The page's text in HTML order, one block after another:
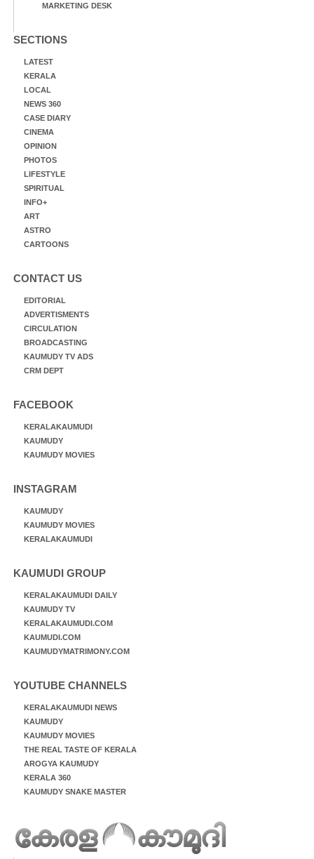
MARKETING DESK
SECTIONS
LATEST
KERALA
LOCAL
NEWS 360
CASE DIARY
CINEMA
OPINION
PHOTOS
LIFESTYLE
SPIRITUAL
INFO+
ART
ASTRO
CARTOONS
CONTACT US
EDITORIAL
ADVERTISMENTS
CIRCULATION
BROADCASTING
KAUMUDY TV ADS
CRM DEPT
FACEBOOK
KERALAKAUMUDI
KAUMUDY
KAUMUDY MOVIES
INSTAGRAM
KAUMUDY
KAUMUDY MOVIES
KERALAKAUMUDI
KAUMUDI GROUP
KERALAKAUMUDI DAILY
KAUMUDY TV
KERALAKAUMUDI.COM
KAUMUDI.COM
KAUMUDYMATRIMONY.COM
YOUTUBE CHANNELS
KERALAKAUMUDI NEWS
KAUMUDY
KAUMUDY MOVIES
THE REAL TASTE OF KERALA
AROGYA KAUMUDY
KERALA 360
KAUMUDY SNAKE MASTER